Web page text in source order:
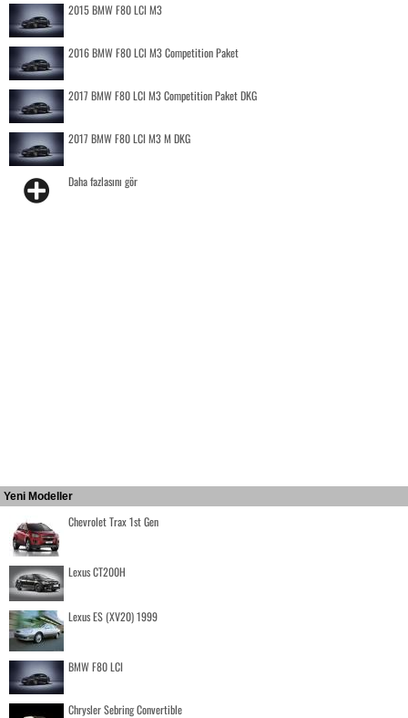
2015 BMW F80 LCI M3
2016 BMW F80 LCI M3 Competition Paket
2017 BMW F80 LCI M3 Competition Paket DKG
2017 BMW F80 LCI M3 M DKG
Daha fazlasını gör
Yeni Modeller
Chevrolet Trax 1st Gen
Lexus CT200H
Lexus ES (XV20) 1999
BMW F80 LCI
Chrysler Sebring Convertible